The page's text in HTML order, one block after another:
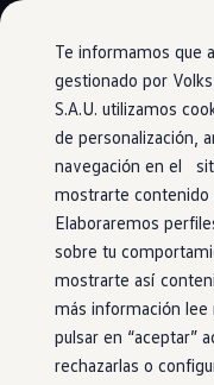
Te informamos que
gestionado por
S.A.U. utilizamos
de personalización,
navegación en el
mostrarte contenido
Elaboraremos
sobre tu
mostrarte así
más información
pulsar en “aceptar”
rechazarlas o
Ir
directamente
al contenido
Ir
directamente
al pie de
página
Conoce todos
Configura
Ver todos los
Ver todos los
Soluciones
Campers
Ofertas y stock
Ofertas para
Ofertas para
Eléctricos e híbridos
Simulador de
Simulador de
Toma de
de
Así es
libre.